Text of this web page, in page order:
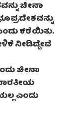
ಚೀನಾ
ಕರೆಯಿತು.
ನೀಡಿದ್ದೇವೆ
ಚೀನಾ
ಭಾರತೀಯ
ಎಂದು